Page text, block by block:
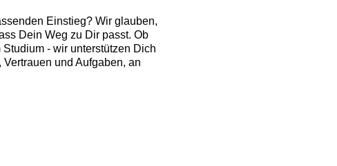
Einstieg? Wir glauben,
Dein Weg zu Dir passt. Ob
- wir unterstützen Dich
und Aufgaben, an